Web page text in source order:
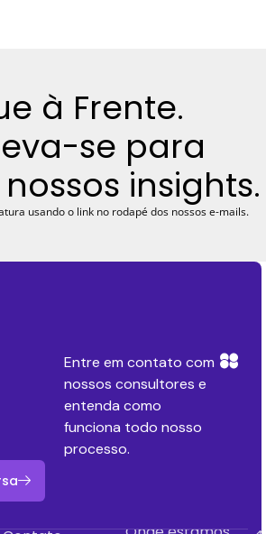
à Frente.
se para
insights.
usando o link no rodapé dos nossos e-mails.
Entre em contato com
nossos consultores e
entenda como
funciona todo nosso
processo.